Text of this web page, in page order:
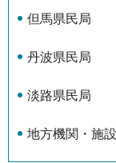
但馬県民局
丹波県民局
淡路県民局
地方機関・施設